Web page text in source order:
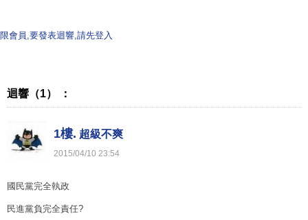
限會員,要發表迴響,請先登入
迴響（1） ：
1樓. 超級不爽
2015/04/10 23:54
國民黨完全執政
民進黨負完全責任?